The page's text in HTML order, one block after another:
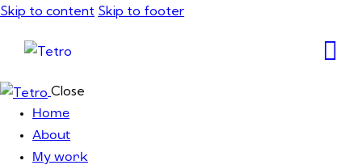
Skip to content Skip to footer
Close
Home
About
My work